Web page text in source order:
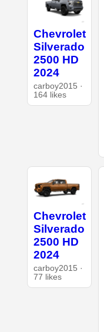
Chevrolet
Silverado
2500 HD
2024
carboy2015 ·
164 likes
Chevrolet
Silverado
2500 HD
2024
carboy2015 ·
77 likes